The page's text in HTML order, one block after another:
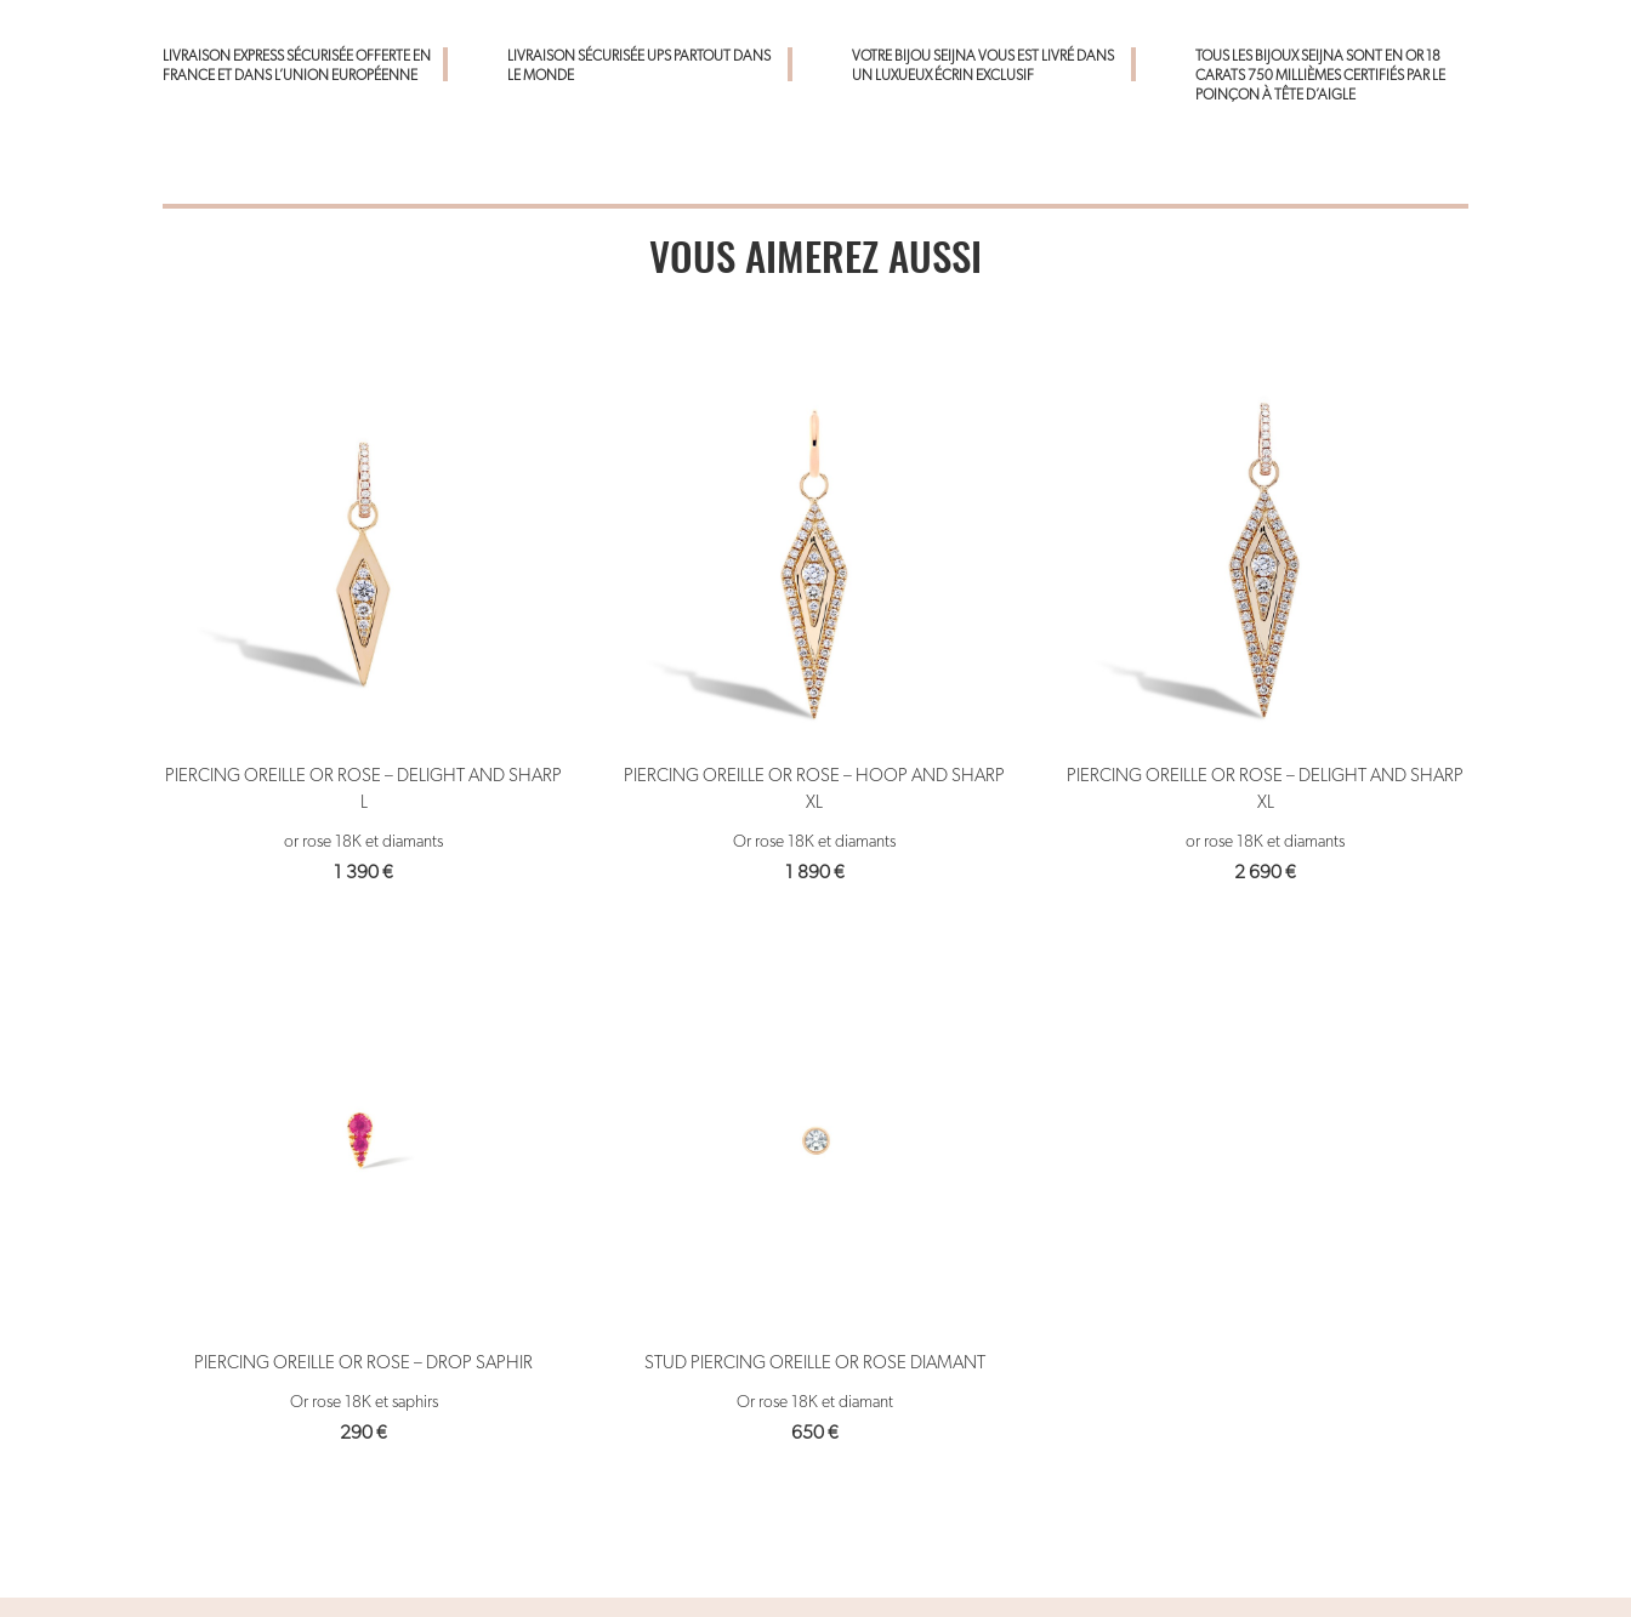
LIVRAISON EXPRESS SÉCURISÉE OFFERTE EN
FRANCE ET DANS L’UNION EUROPÉENNE
LIVRAISON SÉCURISÉE UPS PARTOUT DANS
LE MONDE
VOTRE BIJOU SEIJNA VOUS EST LIVRÉ DANS
UN LUXUEUX ÉCRIN EXCLUSIF
TOUS LES BIJOUX SEIJNA SONT EN OR 18
CARATS 750 MILLIÈMES CERTIFIÉS PAR LE
POINÇON À TÊTE D’AIGLE
VOUS AIMEREZ AUSSI
PIERCING OREILLE OR ROSE – DELIGHT AND SHARP
L
or rose 18K et diamants
1 390€
PIERCING OREILLE OR ROSE – HOOP AND SHARP
XL
Or rose 18K et diamants
1 890€
PIERCING OREILLE OR ROSE – DELIGHT AND SHARP
XL
or rose 18K et diamants
2 690€
PIERCING OREILLE OR ROSE – DROP SAPHIR
Or rose 18K et saphirs
290€
STUD PIERCING OREILLE OR ROSE DIAMANT
Or rose 18K et diamant
650€